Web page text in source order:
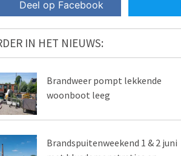
Deel op Facebook
IN HET NIEUWS:
Brandweer pompt lekkende
woonboot leeg
Brandspuitenweekend 1 & 2 juni